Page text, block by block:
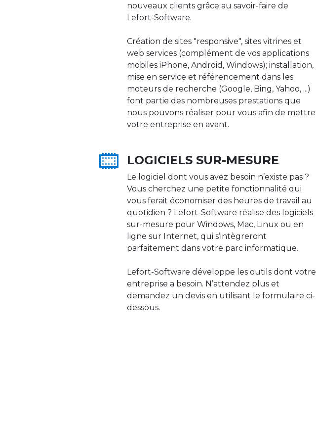
nouveaux clients grâce au savoir-faire de
Lefort-Software.
Création de sites "responsive", sites vitrines et
web services (complément de vos applications
mobiles iPhone, Android, Windows); installation,
mise en service et référencement dans les
moteurs de recherche (Google, Bing, Yahoo, ...)
font partie des nombreuses prestations que
nous pouvons réaliser pour vous afin de mettre
votre entreprise en avant.
LOGICIELS SUR-MESURE
Le logiciel dont vous avez besoin n’existe pas ?
Vous cherchez une petite fonctionnalité qui
vous ferait économiser des heures de travail au
quotidien ? Lefort-Software réalise des logiciels
sur-mesure pour Windows, Mac, Linux ou en
ligne sur Internet, qui s’intègreront
parfaitement dans votre parc informatique.
Lefort-Software développe les outils dont votre
entreprise a besoin. N’attendez plus et
demandez un devis en utilisant le formulaire ci-
dessous.